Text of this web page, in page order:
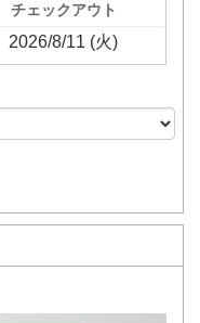
チェックアウト